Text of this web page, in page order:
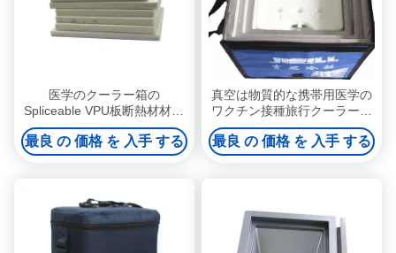
医学のクーラー箱の
Spliceable VPU板断熱材材料
30x30x3cm
最良 の 価格 を 入手 する
真空は物質的な携帯用医学の
ワクチン接種旅行クーラー箱
を絶縁しました
最良 の 価格 を 入手 する